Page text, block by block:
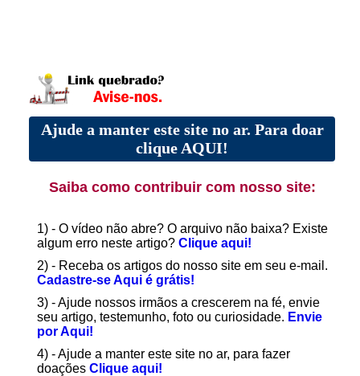
Ajude a manter este site no ar. Para doar
clique AQUI!
Saiba como contribuir com nosso site:
1) - O vídeo não abre? O arquivo não baixa? Existe
algum erro neste artigo? Clique aqui!
2) - Receba os artigos do nosso site em seu e-mail.
Cadastre-se Aqui é grátis!
3) - Ajude nossos irmãos a crescerem na fé, envie
seu artigo, testemunho, foto ou curiosidade. Envie
por Aqui!
4) - Ajude a manter este site no ar, para fazer
doações Clique aqui!